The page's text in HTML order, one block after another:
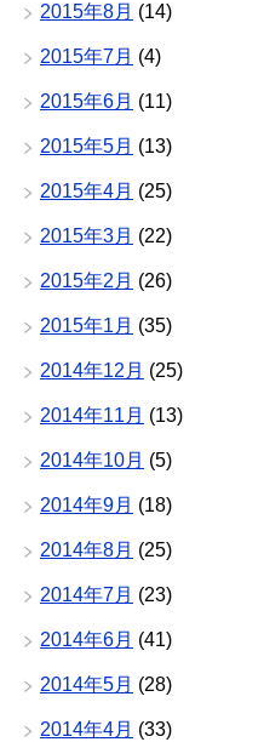
2015年8月 (14)
2015年7月 (4)
2015年6月 (11)
2015年5月 (13)
2015年4月 (25)
2015年3月 (22)
2015年2月 (26)
2015年1月 (35)
2014年12月 (25)
2014年11月 (13)
2014年10月 (5)
2014年9月 (18)
2014年8月 (25)
2014年7月 (23)
2014年6月 (41)
2014年5月 (28)
2014年4月 (33)